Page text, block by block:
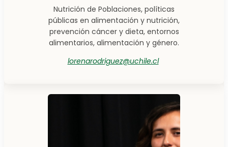
Nutrición de Poblaciones, políticas
públicas en alimentación y nutrición,
prevención cáncer y dieta, entornos
alimentarios, alimentación y género.
lorenarodriguez@uchile.cl